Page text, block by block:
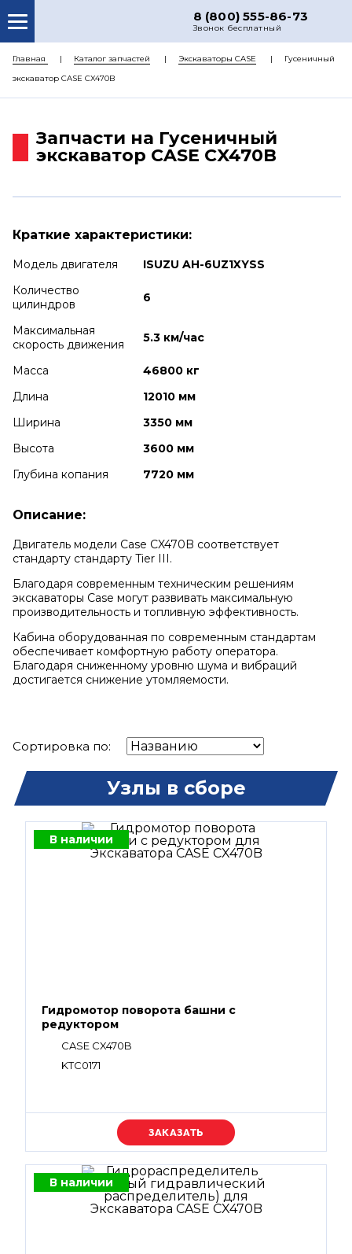
8 (800) 555-86-73
Звонок бесплатный
О НАС
КАТАЛОГ ЗАПЧАСТЕЙ
ДОСТАВКА
Главная Каталог запчастей Экскаваторы CASE
Гусеничный
экскаватор CASE CX470B
Запчасти на Гусеничный
экскаватор CASE CX470B
Краткие характеристики:
Модель двигателя
ISUZU AH-6UZ1XYSS
Количество
цилиндров
6
Максимальная
скорость движения
5.3 км/час
Масса
46800 кг
Длина
12010 мм
Ширина
3350 мм
Высота
3600 мм
Глубина копания
7720 мм
Описание:
Двигатель модели Case CX470B соответствует
стандарту стандарту Tier III.
Благодаря современным техническим решениям
экскаваторы Case могут развивать максимальную
производительность и топливную эффективность.
Кабина оборудованная по современным стандартам
обеспечивает комфортную работу оператора.
Благодаря сниженному уровню шума и вибраций
достигается снижение утомляемости.
Сортировка по:
Узлы в сборе
В наличии
Гидромотор поворота башни с
редуктором
CASE CX470B
KTC0171
Уточняйте цену
В наличии